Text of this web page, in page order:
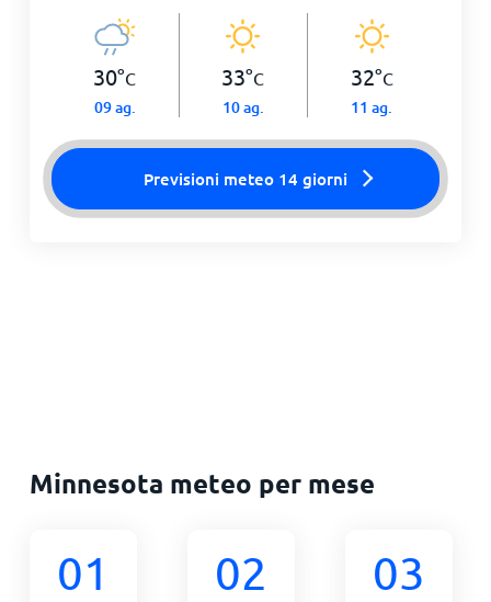
30°C
09 ag.
33°C
10 ag.
32°C
11 ag.
Previsioni meteo 14 giorni
Minnesota meteo per mese
01 02 03